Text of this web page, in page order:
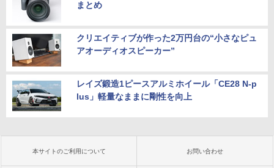
まとめ
クリエイティブが作った2万円台の“小さなピュ
アオーディオスピーカー”
レイズ鍛造1ピースアルミホイール「CE28 N-p
lus」軽量なままに剛性を向上
本サイトのご利用について お問い合わせ